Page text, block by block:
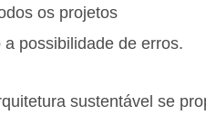
os projetos
possibilidade de erros.
sustentável se